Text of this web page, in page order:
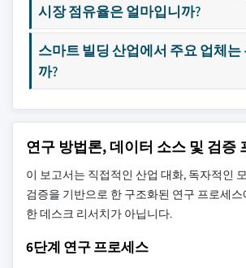
시장 점유율은 얼마입니까?
스마트 빌딩 산업에서 주요 업체는
까?
연구 방법론, 데이터 소스 및 검증
이 보고서는 직접적인 산업 대화, 독자적인
검증을 기반으로 한 구조화된 연구 프로세
한 데스크 리서치가 아닙니다.
6단계 연구 프로세스